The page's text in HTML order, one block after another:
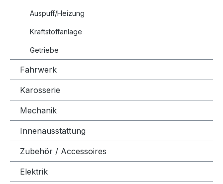
Auspuff/Heizung
Kraftstoffanlage
Getriebe
Fahrwerk
Karosserie
Mechanik
Innenausstattung
Zubehör / Accessoires
Elektrik